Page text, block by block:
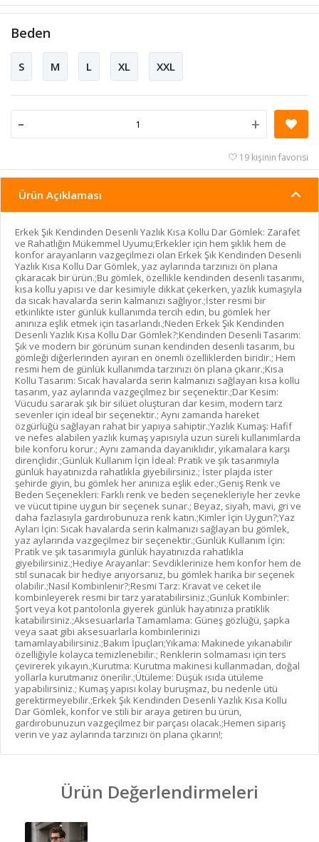
Beden
S M L XL XXL
- +
19 kişinin favorisi
Ürün Açıklaması
Erkek Şık Kendinden Desenli Yazlık Kısa Kollu Dar Gömlek: Zarafet
ve Rahatlığın Mükemmel Uyumu;Erkekler için hem şıklık hem de
konfor arayanların vazgeçilmezi olan Erkek Şık Kendinden Desenli
Yazlık Kısa Kollu Dar Gömlek, yaz aylarında tarzınızı ön plana
çıkaracak bir ürün.;Bu gömlek, özellikle kendinden desenli tasarımı,
kısa kollu yapısı ve dar kesimiyle dikkat çekerken, yazlık kumaşıyla
da sıcak havalarda serin kalmanızı sağlıyor.;İster resmi bir
etkinlikte ister günlük kullanımda tercih edin, bu gömlek her
anınıza eşlik etmek için tasarlandı.;Neden Erkek Şık Kendinden
Desenli Yazlık Kısa Kollu Dar Gömlek?;Kendinden Desenli Tasarım:
Şık ve modern bir görünüm sunan kendinden desenli tasarım, bu
gömleği diğerlerinden ayıran en önemli özelliklerden biridir.; Hem
resmi hem de günlük kullanımda tarzınızı ön plana çıkarır.;Kısa
Kollu Tasarım: Sıcak havalarda serin kalmanızı sağlayan kısa kollu
tasarım, yaz aylarında vazgeçilmez bir seçenektir.;Dar Kesim:
Vücudu sararak şık bir silüet oluşturan dar kesim, modern tarz
sevenler için ideal bir seçenektir.; Aynı zamanda hareket
özgürlüğü sağlayan rahat bir yapıya sahiptir.;Yazlık Kumaş: Hafif
ve nefes alabilen yazlık kumaş yapısıyla uzun süreli kullanımlarda
bile konforu korur.; Aynı zamanda dayanıklıdır, yıkamalara karşı
dirençlidir.;Günlük Kullanım İçin İdeal: Pratik ve şık tasarımıyla
günlük hayatınızda rahatlıkla giyebilirsiniz.; İster plajda ister
şehirde giyin, bu gömlek her anınıza eşlik eder.;Geniş Renk ve
Beden Seçenekleri: Farklı renk ve beden seçenekleriyle her zevke
ve vücut tipine uygun bir seçenek sunar.; Beyaz, siyah, mavi, gri ve
daha fazlasıyla gardırobunuza renk katın.;Kimler İçin Uygun?;Yaz
Ayları İçin: Sıcak havalarda serin kalmanızı sağlayan bu gömlek,
yaz aylarında vazgeçilmez bir seçenektir.;Günlük Kullanım İçin:
Pratik ve şık tasarımıyla günlük hayatınızda rahatlıkla
giyebilirsiniz.;Hediye Arayanlar: Sevdiklerinize hem konfor hem de
stil sunacak bir hediye arıyorsanız, bu gömlek harika bir seçenek
olabilir.;Nasıl Kombinlenir?;Resmi Tarz: Kravat ve ceket ile
kombinleyerek resmi bir tarz yaratabilirsiniz.;Günlük Kombinler:
Şort veya kot pantolonla giyerek günlük hayatınıza pratiklik
katabilirsiniz.;Aksesuarlarla Tamamlama: Güneş gözlüğü, şapka
veya saat gibi aksesuarlarla kombinlerinizi
tamamlayabilirsiniz.;Bakım İpuçları;Yıkama: Makinede yıkanabilir
özelliğiyle kolayca temizlenebilir.; Renklerin solmaması için ters
çevirerek yıkayın.;Kurutma: Kurutma makinesi kullanmadan, doğal
yollarla kurutmanız önerilir.;Ütüleme: Düşük ısıda ütüleme
yapabilirsiniz.; Kumaş yapısı kolay buruşmaz, bu nedenle ütü
gerektirmeyebilir.;Erkek Şık Kendinden Desenli Yazlık Kısa Kollu
Dar Gömlek, konfor ve stili bir araya getiren bu ürün,
gardırobunuzun vazgeçilmez bir parçası olacak.;Hemen sipariş
verin ve yaz aylarında tarzınızı ön plana çıkarın!;
Ürün Değerlendirmeleri